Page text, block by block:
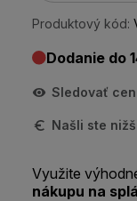
Produktový kód:
Dodanie do
Sledovať
Našli ste
Využite
nákupu na